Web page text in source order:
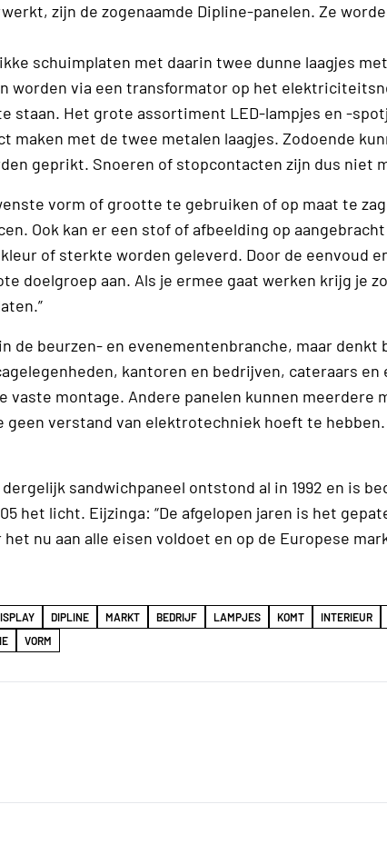
zijn de zogenaamde Dipline-panelen. Ze
schuimplaten met daarin twee dunne laagjes
worden via een transformator op het
staan. Het grote assortiment LED-lampjes en -
maken met de twee metalen laagjes. Zodoende
geprikt. Snoeren of stopcontacten zijn dus niet
vorm of grootte te gebruiken of op maat te
Ook kan er een stof of afbeelding op
of sterkte worden geleverd. Door de eenvoud
doelgroep aan. Als je ermee gaat werken krijg je
de beurzen- en evenementenbranche, maar denkt
kantoren en bedrijven, cateraars en
vaste montage. Andere panelen kunnen meerdere
geen verstand van elektrotechniek hoeft te
sandwichpaneel ontstond al in 1992 en is
het licht. Eijzinga: “De afgelopen jaren is het
nu aan alle eisen voldoet en op de Europese
DIPLINE MARKT BEDRIJF LAMPJES KOMT INTERIEUR
VORM